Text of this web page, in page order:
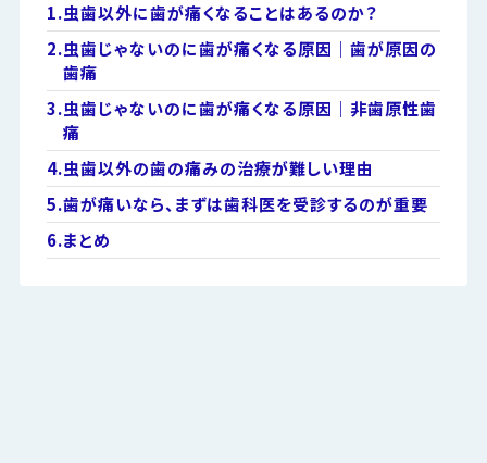
1.虫歯以外に歯が痛くなることはあるのか？
2.虫歯じゃないのに歯が痛くなる原因｜歯が原因の
歯痛
3.虫歯じゃないのに歯が痛くなる原因｜非歯原性歯
痛
4.虫歯以外の歯の痛みの治療が難しい理由
5.歯が痛いなら、まずは歯科医を受診するのが重要
6.まとめ